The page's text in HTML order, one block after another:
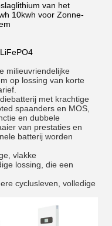
van het
10kwh voor Zonne-
milieuvriendelijke
op lossing van korte
met krachtige
spaanders en MOS,
en dubbele
van prestaties en
batterij worden
vlakke
lossing, die een
cyclusleven, volledige